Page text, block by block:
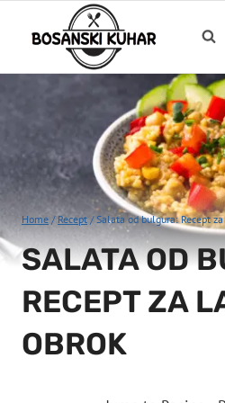
Home / Recept / Salata od bulgura: Recept
SALATA OD
RECEPT ZA
OBROK